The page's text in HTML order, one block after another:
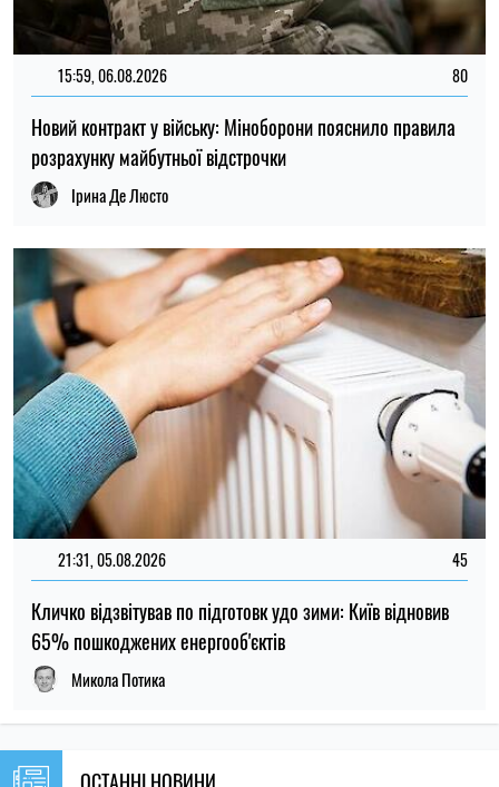
21:31, 05.08.2026 45
Кличко відзвітував по підготовк удо зими: Київ відновив
Микола Потика
ОСТАННІ НОВИНИ
17:17
07.08.26
Шкільна освіта в Україні зазнає змін:
Кабмін оновив базові навчальні плани та
стандарти
16:59
07.08.26
Переселенці можуть тимчасово не
сплачувати іпотеку за пошкоджене
16:30
07.08.26
Температура до +39 градусів: в Україні
за добу було побито 13 температурних
рекордів
07.08.26
ігнорувати це повідомлення